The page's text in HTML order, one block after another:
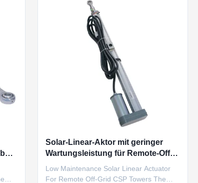
Solar-Linear-Aktor mit geringer
Wartungsleistung für Remote-Off-
Grid-CSP-Türme
Low Maintenance Solar Linear Actuator
For Remote Off-Grid CSP Towers The